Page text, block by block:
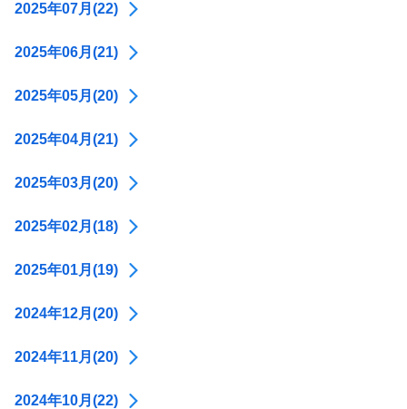
2025年07月(22)
2025年06月(21)
2025年05月(20)
2025年04月(21)
2025年03月(20)
2025年02月(18)
2025年01月(19)
2024年12月(20)
2024年11月(20)
2024年10月(22)